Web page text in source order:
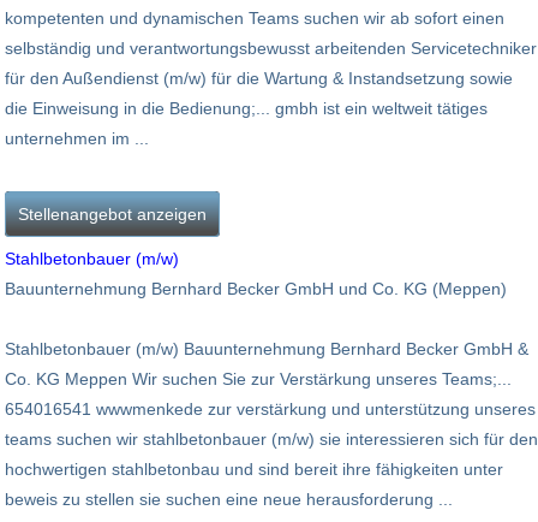
kompetenten und dynamischen Teams suchen wir ab sofort einen
selbständig und verantwortungsbewusst arbeitenden Servicetechniker
für den Außendienst (m/w) für die Wartung & Instandsetzung sowie
die Einweisung in die Bedienung;... gmbh ist ein weltweit tätiges
unternehmen im ...
Stellenangebot anzeigen
Stahlbetonbauer (m/w)
Bauunternehmung Bernhard Becker GmbH und Co. KG (Meppen)
Stahlbetonbauer (m/w) Bauunternehmung Bernhard Becker GmbH &
Co. KG Meppen Wir suchen Sie zur Verstärkung unseres Teams;...
654016541 wwwmenkede zur verstärkung und unterstützung unseres
teams suchen wir stahlbetonbauer (m/w) sie interessieren sich für den
hochwertigen stahlbetonbau und sind bereit ihre fähigkeiten unter
beweis zu stellen sie suchen eine neue herausforderung ...